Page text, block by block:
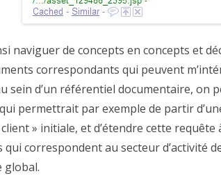
naviguer de concepts en concepts et
correspondants qui peuvent
sein d’un référentiel documentaire, on
permettrait par exemple de partir
» initiale, et d’étendre cette requête
qui correspondent au secteur d’activité
global.